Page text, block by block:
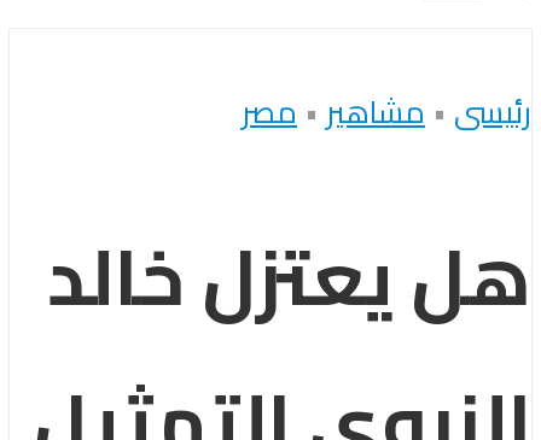
رئيسى •مشاهير•مصر
هل يعتزل خالد